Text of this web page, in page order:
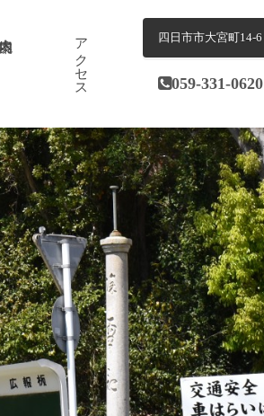
アクセス 四日市市大宮町14-6
059-331-0620